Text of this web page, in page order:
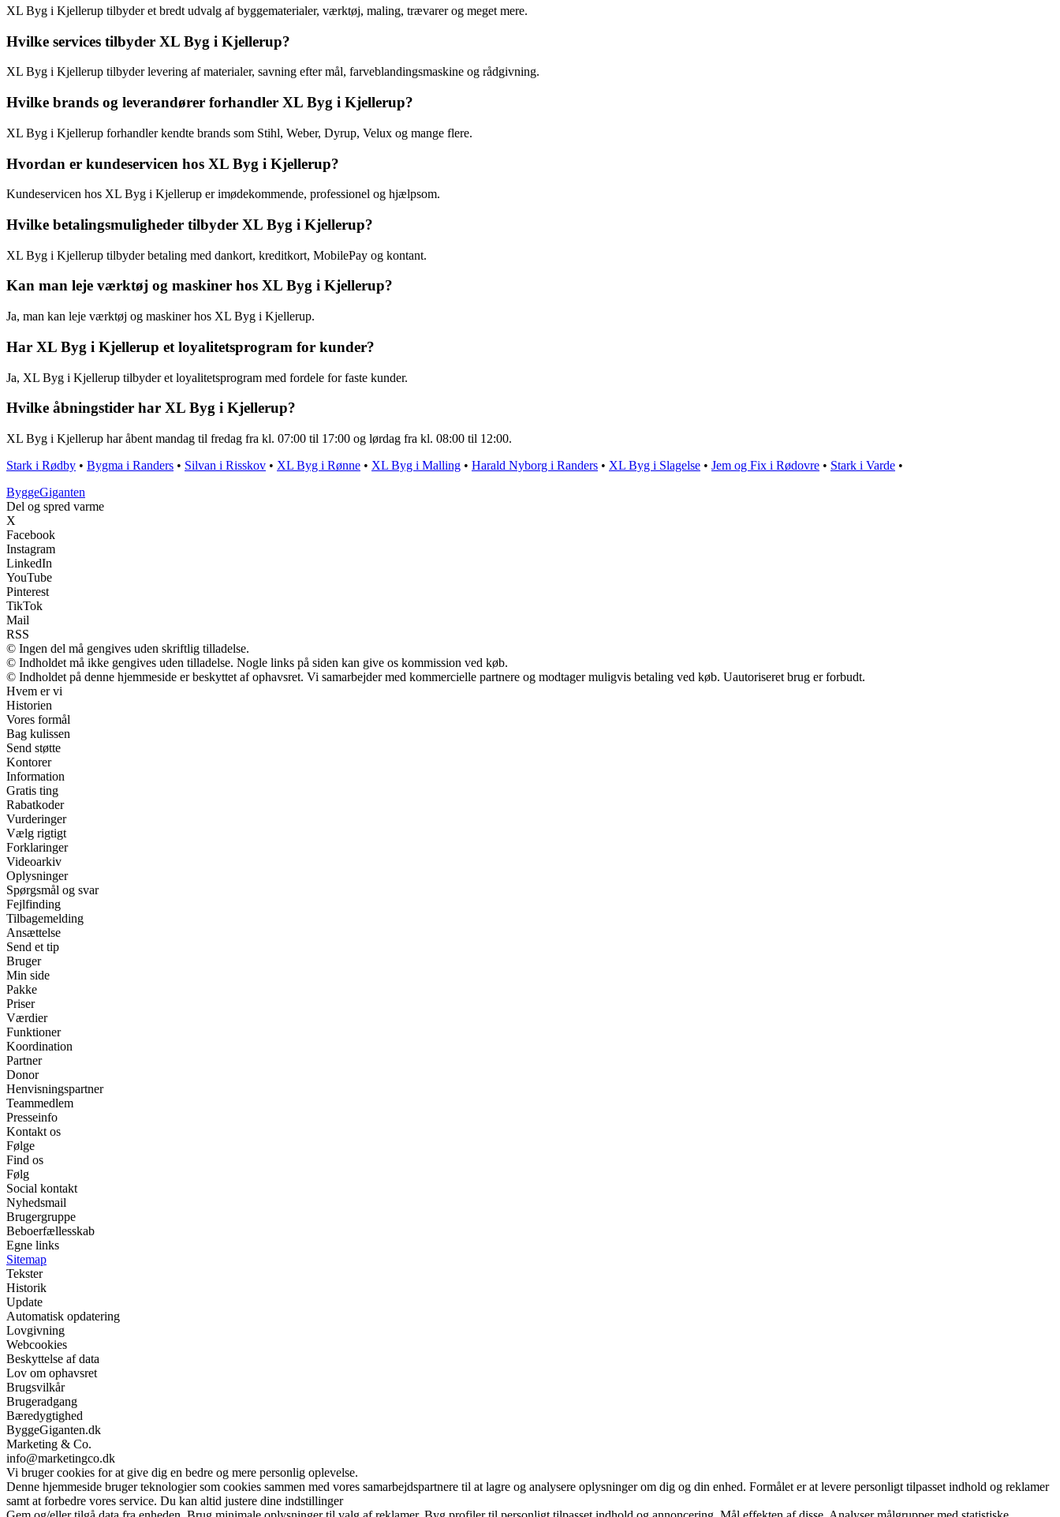
XL Byg i Kjellerup tilbyder et bredt udvalg af byggematerialer, værktøj, maling, trævarer og meget mere.
Hvilke services tilbyder XL Byg i Kjellerup?
XL Byg i Kjellerup tilbyder levering af materialer, savning efter mål, farveblandingsmaskine og rådgivning.
Hvilke brands og leverandører forhandler XL Byg i Kjellerup?
XL Byg i Kjellerup forhandler kendte brands som Stihl, Weber, Dyrup, Velux og mange flere.
Hvordan er kundeservicen hos XL Byg i Kjellerup?
Kundeservicen hos XL Byg i Kjellerup er imødekommende, professionel og hjælpsom.
Hvilke betalingsmuligheder tilbyder XL Byg i Kjellerup?
XL Byg i Kjellerup tilbyder betaling med dankort, kreditkort, MobilePay og kontant.
Kan man leje værktøj og maskiner hos XL Byg i Kjellerup?
Ja, man kan leje værktøj og maskiner hos XL Byg i Kjellerup.
Har XL Byg i Kjellerup et loyalitetsprogram for kunder?
Ja, XL Byg i Kjellerup tilbyder et loyalitetsprogram med fordele for faste kunder.
Hvilke åbningstider har XL Byg i Kjellerup?
XL Byg i Kjellerup har åbent mandag til fredag fra kl. 07:00 til 17:00 og lørdag fra kl. 08:00 til 12:00.
Stark i Rødby • Bygma i Randers • Silvan i Risskov • XL Byg i Rønne • XL Byg i Malling • Harald Nyborg i Randers • XL Byg i Slagelse • Jem og Fix i Rødovre • Stark i Varde •
ByggeGiganten
Del og spred varme
X
Facebook
Instagram
LinkedIn
YouTube
Pinterest
TikTok
Mail
RSS
© Ingen del må gengives uden skriftlig tilladelse.
© Indholdet må ikke gengives uden tilladelse. Nogle links på siden kan give os kommission ved køb.
© Indholdet på denne hjemmeside er beskyttet af ophavsret. Vi samarbejder med kommercielle partnere og modtager muligvis betaling ved køb. Uautoriseret brug er forbudt.
Hvem er vi
Historien
Vores formål
Bag kulissen
Send støtte
Kontorer
Information
Gratis ting
Rabatkoder
Vurderinger
Vælg rigtigt
Forklaringer
Videoarkiv
Oplysninger
Spørgsmål og svar
Fejlfinding
Tilbagemelding
Ansættelse
Send et tip
Bruger
Min side
Pakke
Priser
Værdier
Funktioner
Koordination
Partner
Donor
Henvisningspartner
Teammedlem
Presseinfo
Kontakt os
Følge
Find os
Følg
Social kontakt
Nyhedsmail
Brugergruppe
Beboerfællesskab
Egne links
Sitemap
Tekster
Historik
Update
Automatisk opdatering
Lovgivning
Webcookies
Beskyttelse af data
Lov om ophavsret
Brugsvilkår
Brugeradgang
Bæredygtighed
ByggeGiganten.dk
Marketing & Co.
info@marketingco.dk
Vi bruger cookies for at give dig en bedre og mere personlig oplevelse.
Denne hjemmeside bruger teknologier som cookies sammen med vores samarbejdspartnere til at lagre og analysere oplysninger om dig og din enhed. Formålet er at levere personligt tilpasset indhold og reklamer
samt at forbedre vores service. Du kan altid justere dine indstillinger